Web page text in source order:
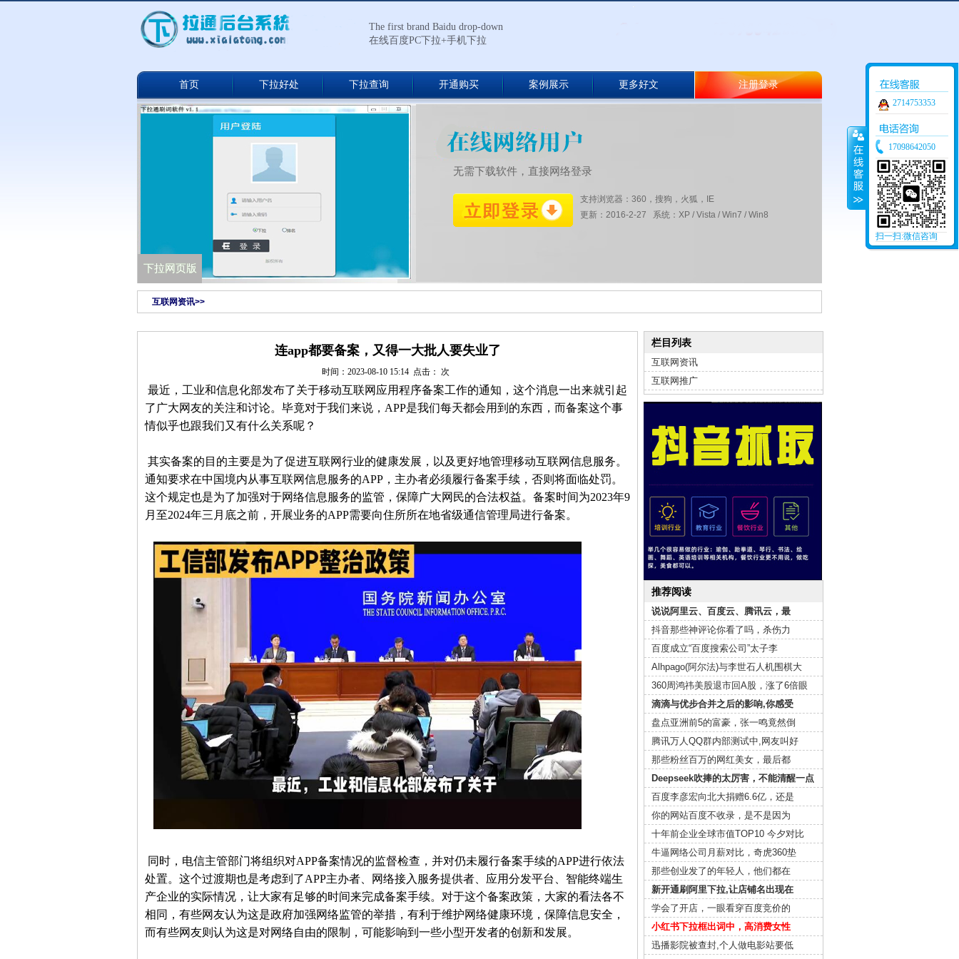
The first brand Baidu drop-down
在线百度PC下拉+手机下拉
首页 下拉好处 下拉查询 开通购买 案例展示 更多好文 注册登录
下拉通网络版
无需下载软件，直接网络登录
支持浏览器：360，搜狗，火狐，IE
更新：2016-2-27 系统：XP / Vista / Win7 / Win8
下拉网页版
互联网资讯>>
连app都要备案，又得一大批人要失业了
时间：2023-08-10 15:14 点击： 次
最近，工业和信息化部发布了关于移动互联网应用程序备案工作的通知，这个消息一出来就引起
了广大网友的关注和讨论。毕竟对于我们来说，APP是我们每天都会用到的东西，而备案这个事
情似乎也跟我们又有什么关系呢？
其实备案的目的主要是为了促进互联网行业的健康发展，以及更好地管理移动互联网信息服务。
通知要求在中国境内从事互联网信息服务的APP，主办者必须履行备案手续，否则将面临处罚。
这个规定也是为了加强对于网络信息服务的监管，保障广大网民的合法权益。备案时间为2023年9
月至2024年三月底之前，开展业务的APP需要向住所所在地省级通信管理局进行备案。
同时，电信主管部门将组织对APP备案情况的监督检查，并对仍未履行备案手续的APP进行依法
处置。这个过渡期也是考虑到了APP主办者、网络接入服务提供者、应用分发平台、智能终端生
产企业的实际情况，让大家有足够的时间来完成备案手续。对于这个备案政策，大家的看法各不
相同，有些网友认为这是政府加强网络监管的举措，有利于维护网络健康环境，保障信息安全，
而有些网友则认为这是对网络自由的限制，可能影响到一些小型开发者的创新和发展。
栏目列表
互联网资讯
互联网推广
推荐阅读
说说阿里云、百度云、腾讯云，最
抖音那些神评论你看了吗，杀伤力
百度成立“百度搜索公司”太子李
Alhpago(阿尔法)与李世石人机围棋大
360周鸿祎美股退市回A股，涨了6倍眼
滴滴与优步合并之后的影响,你感受
盘点亚洲前5的富豪，张一鸣竟然倒
腾讯万人QQ群内部测试中,网友叫好
那些粉丝百万的网红美女，最后都
Deepseek吹捧的太厉害，不能清醒一点
百度李彦宏向北大捐赠6.6亿，还是
你的网站百度不收录，是不是因为
十年前企业全球市值TOP10 今夕对比
牛逼网络公司月薪对比，奇虎360垫
那些创业发了的年轻人，他们都在
新开通刷阿里下拉,让店铺名出现在
学会了开店，一眼看穿百度竞价的
小红书下拉框出词中，高消费女性
迅播影院被查封,个人做电影站要低
2714753353
17098642050
扫一扫:微信咨询